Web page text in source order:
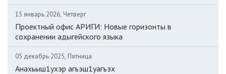
15 январь 2026, Четверг
Проектный офис АРИГИ: Новые горизонты в
сохранении адыгейского языка
05 декабрь 2025, Пятница
Анахьыш1ухэр агъэш1уагъэх